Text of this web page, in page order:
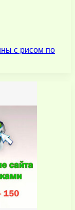
с рисом по